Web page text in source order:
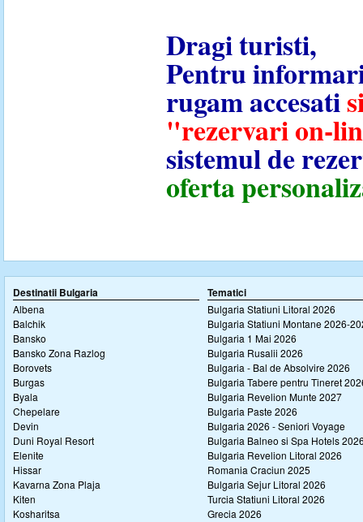
Dragi turisti,
Pentru
rugam accesati
"rezervari on-
sistemul de
oferta
Destinatii Bulgaria
Albena
Balchik
Bansko
Bansko Zona Razlog
Borovets
Burgas
Byala
Chepelare
Devin
Duni Royal Resort
Elenite
Hissar
Kavarna Zona Plaja
Kiten
Kosharitsa
Tematici
Bulgaria Statiuni Litoral 2026
Bulgaria Statiuni Montane 2026-
Bulgaria 1 Mai 2026
Bulgaria Rusalii 2026
Bulgaria - Bal de Absolvire 2026
Bulgaria Tabere pentru Tineret
Bulgaria Revelion Munte 2027
Bulgaria Paste 2026
Bulgaria 2026 - Seniori Voyage
Bulgaria Balneo si Spa Hotels
Bulgaria Revelion Litoral 2026
Romania Craciun 2025
Bulgaria Sejur Litoral 2026
Turcia Statiuni Litoral 2026
Grecia 2026